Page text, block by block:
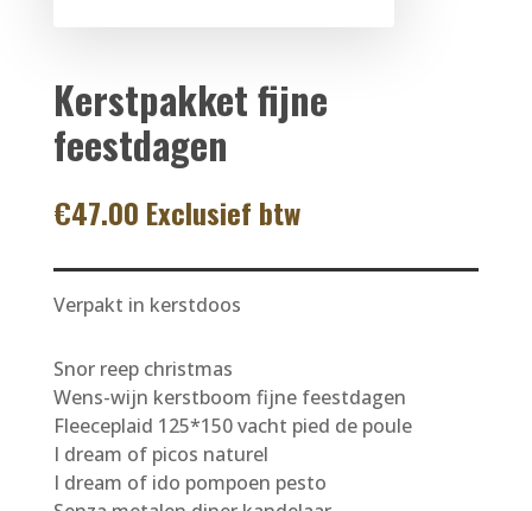
Kerstpakket fijne
feestdagen
€47.00 Exclusief btw
Verpakt in kerstdoos
Snor reep christmas
Wens-wijn kerstboom fijne feestdagen
Fleeceplaid 125*150 vacht pied de poule
I dream of picos naturel
I dream of ido pompoen pesto